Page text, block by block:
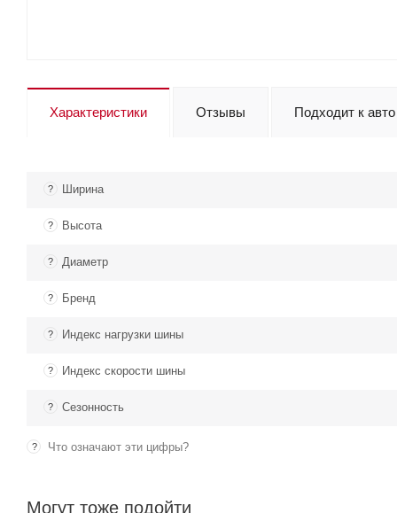
Характеристики Отзывы Подходит к авто
? Ширина
? Высота
? Диаметр
? Бренд
? Индекс нагрузки шины
? Индекс скорости шины
? Сезонность
? Что означают эти цифры?
Могут тоже подойти